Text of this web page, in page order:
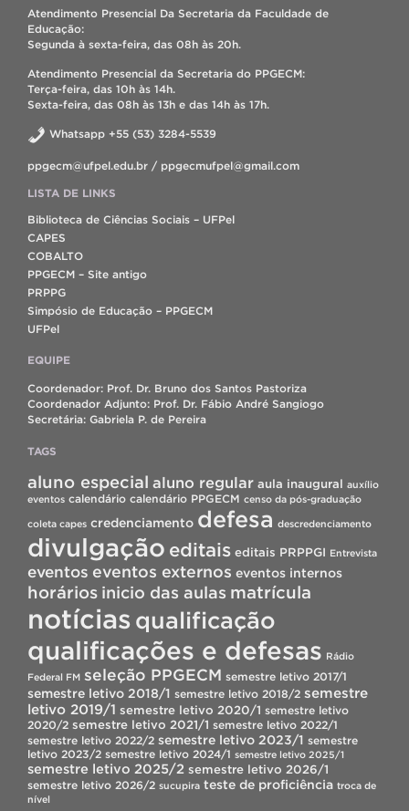
Atendimento Presencial Da Secretaria da Faculdade de
Educação:
Segunda à sexta-feira, das 08h às 20h.
Atendimento Presencial da Secretaria do PPGECM:
Terça-feira, das 10h às 14h.
Sexta-feira, das 08h às 13h e das 14h às 17h.
Whatsapp +55 (53) 3284-5539
ppgecm@ufpel.edu.br / ppgecmufpel@gmail.com
LISTA DE LINKS
Biblioteca de Ciências Sociais – UFPel
CAPES
COBALTO
PPGECM – Site antigo
PRPPG
Simpósio de Educação – PPGECM
UFPel
EQUIPE
Coordenador: Prof. Dr. Bruno dos Santos Pastoriza
Coordenador Adjunto: Prof. Dr. Fábio André Sangiogo
Secretária: Gabriela P. de Pereira
TAGS
aluno especial aluno regular aula inaugural auxílio
eventos calendário calendário PPGECM censo da pós-graduação
coleta capes credenciamento defesa descredenciamento
divulgação editais editais PRPPGI Entrevista
eventos eventos externos eventos internos
horários inicio das aulas matrícula
notícias qualificação
qualificações e defesas Rádio
Federal FM seleção PPGECM semestre letivo 2017/1
semestre letivo 2018/1 semestre letivo 2018/2 semestre
letivo 2019/1 semestre letivo 2020/1 semestre letivo
2020/2 semestre letivo 2021/1 semestre letivo 2022/1
semestre letivo 2022/2 semestre letivo 2023/1 semestre
letivo 2023/2 semestre letivo 2024/1 semestre letivo 2025/1
semestre letivo 2025/2 semestre letivo 2026/1
semestre letivo 2026/2 sucupira teste de proficiência troca de
nível